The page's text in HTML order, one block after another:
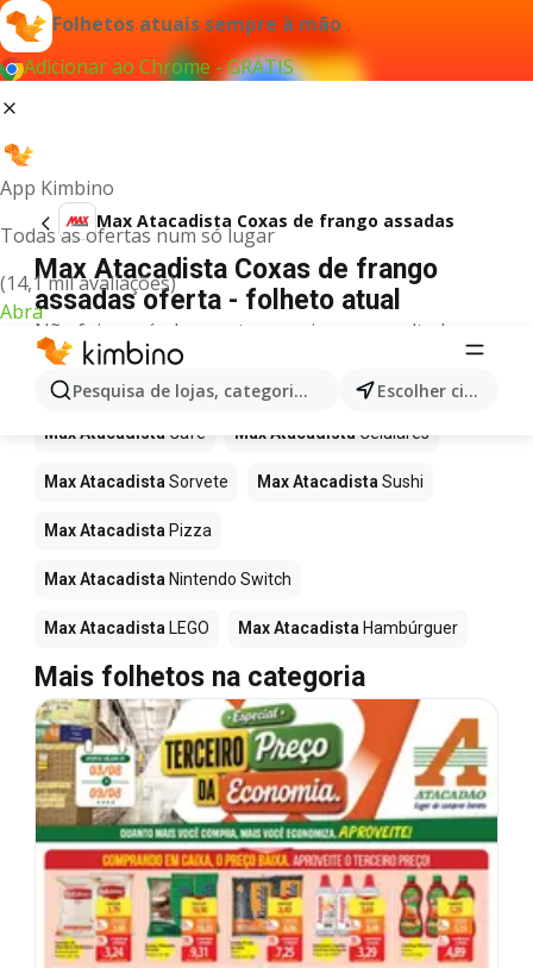
Folhetos atuais sempre à mão
Adicionar ao Chrome - GRÁTIS
App Kimbino
Todas as ofertas num só lugar
(14,1 mil avaliações)
Abra
Pesquisa de lojas, categorias,produtos... Escolher cidade
Max Atacadista Coxas de frango assadas
Max Atacadista Coxas de frango
assadas oferta - folheto atual
Não foi possível encontrar quaisquer resultados
para este termo.
Mais produtos em Max Atacadista
Max Atacadista Café Max Atacadista Celulares
Max Atacadista Sorvete Max Atacadista Sushi
Max Atacadista Pizza
Max Atacadista Nintendo Switch
Max Atacadista LEGO Max Atacadista Hambúrguer
Mais folhetos na categoria